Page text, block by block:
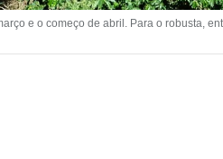
e o começo de abril. Para o robusta,